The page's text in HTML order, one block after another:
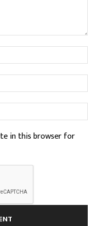
in this browser for